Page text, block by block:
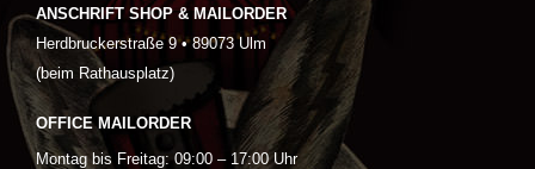
ANSCHRIFT SHOP & MAILORDER
Herdbruckerstraße 9 • 89073 Ulm
(beim Rathausplatz)
OFFICE MAILORDER
Montag bis Freitag: 09:00 – 17:00 Uhr